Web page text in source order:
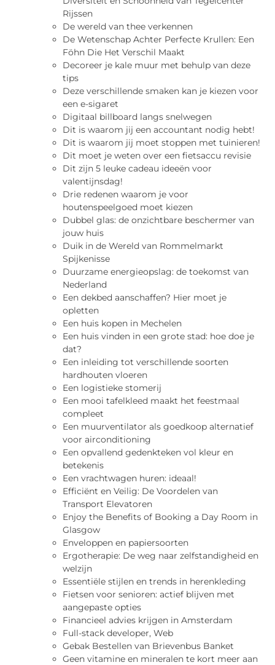
Rijssen
De wereld van thee verkennen
De Wetenschap Achter Perfecte Krullen: Een
Föhn Die Het Verschil Maakt
Decoreer je kale muur met behulp van deze
tips
Deze verschillende smaken kan je kiezen voor
een e-sigaret
Digitaal billboard langs snelwegen
Dit is waarom jij een accountant nodig hebt!
Dit is waarom jij moet stoppen met tuinieren!
Dit moet je weten over een fietsaccu revisie
Dit zijn 5 leuke cadeau ideeën voor
valentijnsdag!
Drie redenen waarom je voor
houtenspeelgoed moet kiezen
Dubbel glas: de onzichtbare beschermer van
jouw huis
Duik in de Wereld van Rommelmarkt
Spijkenisse
Duurzame energieopslag: de toekomst van
Nederland
Een dekbed aanschaffen? Hier moet je
opletten
Een huis kopen in Mechelen
Een huis vinden in een grote stad: hoe doe je
dat?
Een inleiding tot verschillende soorten
hardhouten vloeren
Een logistieke stomerij
Een mooi tafelkleed maakt het feestmaal
compleet
Een muurventilator als goedkoop alternatief
voor airconditioning
Een opvallend gedenkteken vol kleur en
betekenis
Een vrachtwagen huren: ideaal!
Efficiënt en Veilig: De Voordelen van
Transport Elevatoren
Enjoy the Benefits of Booking a Day Room in
Glasgow
Enveloppen en papiersoorten
Ergotherapie: De weg naar zelfstandigheid en
welzijn
Essentiële stijlen en trends in herenkleding
Fietsen voor senioren: actief blijven met
aangepaste opties
Financieel advies krijgen in Amsterdam
Full-stack developer, Web
Gebak Bestellen van Brievenbus Banket
Geen vitamine en mineralen te kort meer aan